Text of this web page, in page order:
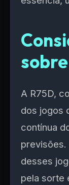
A R75D,
dos jogos
contínua
previsões.
desses
pela sorte